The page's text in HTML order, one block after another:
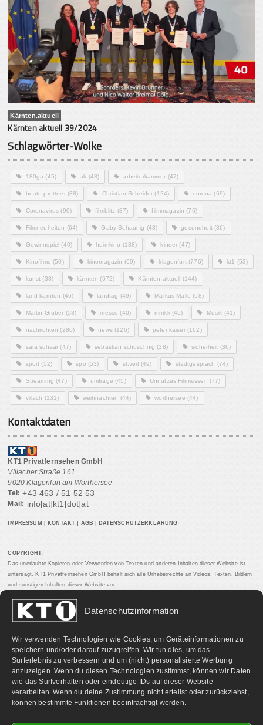
Datenschutzinformation
Wir verwenden Technologien wie Cookies, um Geräteinformationen zu
speichern und/oder darauf zuzugreifen. Wir tun dies, um das
Surferlebnis zu verbessern und um (nicht) personalisierte Werbung
anzuzeigen. Wenn du diesen Technologien zustimmst, können wir Daten
wie das Surfverhalten oder eindeutige IDs auf dieser Website
verarbeiten. Wenn du deine Zustimmung nicht erteilst oder zurückziehst,
können bestimmte Funktionen beeinträchtigt werden.
Kärnten.aktuell
Kärnten aktuell 39/2024
Schlagwörter-Wolke
180ga (45) ak (48) arbeiterkammer (47)
beate prettner(38) Christian Scheider (124) corona (69)
Coronavirus (90) filmblitz (87) filmmagazin (76)
Filmneuheiten (64) Gaby Schaunig (43) gesundheit(36)
Gewinnspiel (40) heimkino (138) kinder (47)
Kinofilme (50) kinomagazin (69) klagenfurt(776) kt1 (53)
kunst (38) kärnten (672) Kärnten aktuell (144)
land kärnten (46) landtag (49) Markus Malle (68)
Martin Gruber (58) messe (40) mmkk(45) Musik (41)
nachrichten (280) news(126) peter kaiser(162)
sara schaar (47) sebastian schuschnig (38) sicherheit (36)
sport (52) spö (53) st.veit(49) stadtgespräch (74)
Streaming (47) umfrage (45) Unnützes Filmwissen (77)
villach (131) weihnachten (44) wörthersee (44)
Kontaktdaten
KT1 Privatfernsehen GmbH
Villacher Straße 161
9020 Klagenfurt am Wörthersee
Tel: +43 463 / 51 52 53
Mail: info[at]kt1[dot]at
IMPRESSUM KONTAKT AGB DATENSCHUTZERKLÄRUNG
COPYRIGHT:
Das unerlaubte Kopieren oder Verwenden von Texten und anderen Inhalten dieser Website ist
untersagt. KT1 Privatfernsehen GmbH behält sich alle Urheberrechte an Videos, Texten, Bildern
und sonstigen Inhalten dieser Website vor.
PARTNERLINKS: